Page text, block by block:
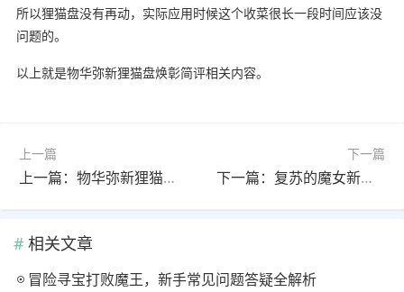
所以狸猫盘没有再动，实际应用时候这个收菜很长一段时间应该没
问题的。
以上就是物华弥新狸猫盘焕彰简评相关内容。
上一篇
上一篇：物华弥新狸猫盘进阶-连击能否吃到铜轩弩30伤害加成
下一篇
下一篇：复苏的魔女新人部分问题解答
相关文章
冒险寻宝打败魔王，新手常见问题答疑全解析